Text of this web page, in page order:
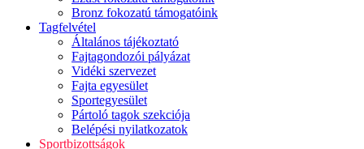
Bronz fokozatú támogatóink
Tagfelvétel
Általános tájékoztató
Fajtagondozói pályázat
Vidéki szervezet
Fajta egyesület
Sportegyesület
Pártoló tagok szekciója
Belépési nyilatkozatok
Sportbizottságok